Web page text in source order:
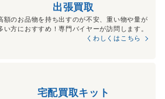
出張買取
額のお品物を持ち出すのが不安、重い物や量が
い方におすすめ！専門バイヤーが訪問します。
くわしくはこちら
宅配買取キット